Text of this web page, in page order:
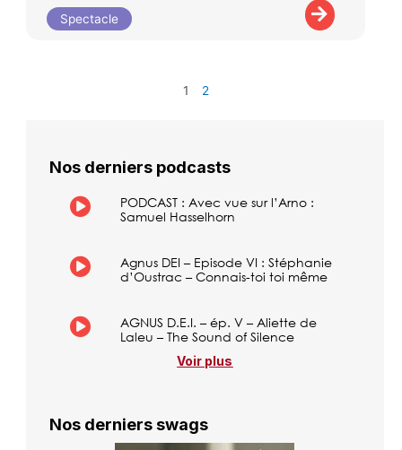
Spectacle
1 2
Nos derniers podcasts
PODCAST : Avec vue sur l’Arno :
Samuel Hasselhorn
Agnus DEI – Episode VI : Stéphanie
d’Oustrac – Connais-toi toi même
AGNUS D.E.I. – ép. V – Aliette de
Laleu – The Sound of Silence
Voir plus
Nos derniers swags